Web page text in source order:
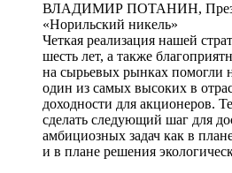
ВЛАДИМИР ПОТАНИН,
«Норильский никель»
Четкая реализация нашей
шесть лет, а также
на сырьевых рынках помогли
один из самых высоких в
доходности для акционеров.
сделать следующий шаг для
амбициозных задач как в
и в плане решения